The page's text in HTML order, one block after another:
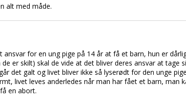
alt med måde.
ansvar for en ung pige på 14 år at få et barn, hun er
er skilt) skal de vide at det bliver deres ansvar at tage
det galt og livet bliver ikke så lyserødt for den unge
livet leves anderledes når man har fået et barn, man
en abort.